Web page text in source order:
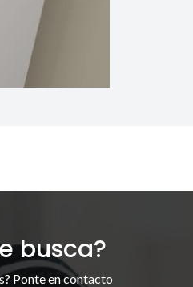
busca?
Ponte en contacto